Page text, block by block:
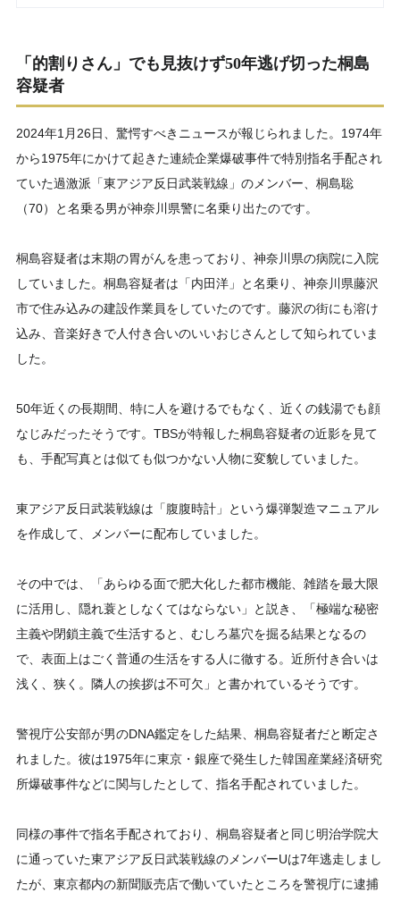
「的割りさん」でも見抜けず50年逃げ切った桐島
容疑者
2024年1月26日、驚愕すべきニュースが報じられました。1974年
から1975年にかけて起きた連続企業爆破事件で特別指名手配され
ていた過激派「東アジア反日武装戦線」のメンバー、桐島聡
（70）と名乗る男が神奈川県警に名乗り出たのです。
桐島容疑者は末期の胃がんを患っており、神奈川県の病院に入院
していました。桐島容疑者は「内田洋」と名乗り、神奈川県藤沢
市で住み込みの建設作業員をしていたのです。藤沢の街にも溶け
込み、音楽好きで人付き合いのいいおじさんとして知られていま
した。
50年近くの長期間、特に人を避けるでもなく、近くの銭湯でも顔
なじみだったそうです。TBSが特報した桐島容疑者の近影を見て
も、手配写真とは似ても似つかない人物に変貌していました。
東アジア反日武装戦線は「腹腹時計」という爆弾製造マニュアル
を作成して、メンバーに配布していました。
その中では、「あらゆる面で肥大化した都市機能、雑踏を最大限
に活用し、隠れ蓑としなくてはならない」と説き、「極端な秘密
主義や閉鎖主義で生活すると、むしろ墓穴を掘る結果となるの
で、表面上はごく普通の生活をする人に徹する。近所付き合いは
浅く、狭く。隣人の挨拶は不可欠」と書かれているそうです。
警視庁公安部が男のDNA鑑定をした結果、桐島容疑者だと断定さ
れました。彼は1975年に東京・銀座で発生した韓国産業経済研究
所爆破事件などに関与したとして、指名手配されていました。
同様の事件で指名手配されており、桐島容疑者と同じ明治学院大
に通っていた東アジア反日武装戦線のメンバーUは7年逃走しまし
たが、東京都内の新聞販売店で働いていたところを警視庁に逮捕